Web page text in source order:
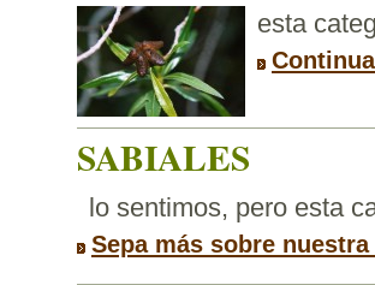
esta
SABIALES
lo sentimos, pero esta
Sepa más sobre